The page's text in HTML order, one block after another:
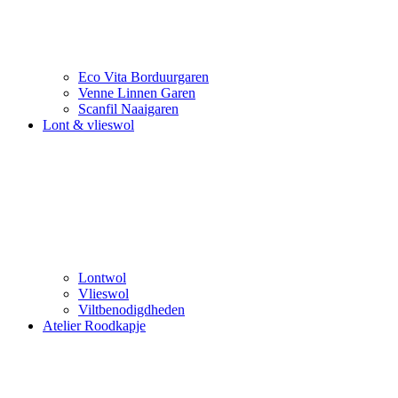
Eco Vita Borduurgaren
Venne Linnen Garen
Scanfil Naaigaren
Lont & vlieswol
Lontwol
Vlieswol
Viltbenodigdheden
Atelier Roodkapje